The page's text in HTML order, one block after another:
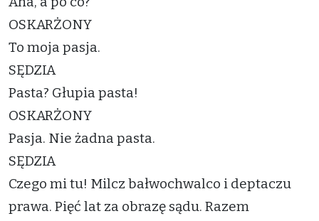
OSKARŻONY
To moja pasja.
SĘDZIA
Pasta? Głupia pasta!
OSKARŻONY
Pasja. Nie żadna pasta.
SĘDZIA
Czego mi tu! Milcz bałwochwalco i deptaczu
prawa. Pięć lat za obrazę sądu. Razem